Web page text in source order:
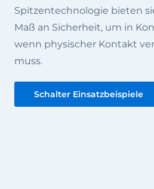
Spitzentechnologie bieten
Maß an Sicherheit, um in
wenn physischer Kontakt
muss.
Schalter Einsatzbeispiele